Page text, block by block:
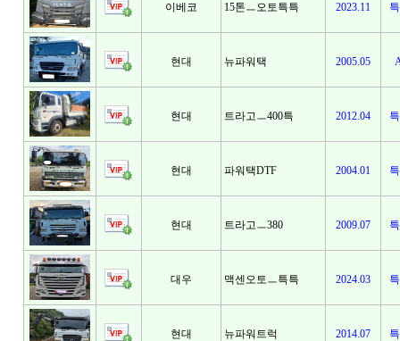
이베코 15톤ㅡ오토특특 2023.11
현대 뉴파워택 2005.05
현대 트라고ㅡ400특 2012.04
현대 파워택DTF 2004.01
현대 트라고ㅡ380 2009.07
대우 맥센오토ㅡ특특 2024.03
현대 뉴파워트럭 2014.07